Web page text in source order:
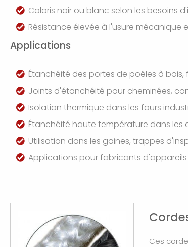
Coloris noir ou blanc selon les besoins
Résistance élevée à l'usure mécanique
Applications
Étanchéité des portes de poêles à
Joints d'étanchéité pour cheminées,
Isolation thermique dans les fours
Étanchéité haute température dans les
Utilisation dans les gaines, trappes
Applications pour fabricants
Ces